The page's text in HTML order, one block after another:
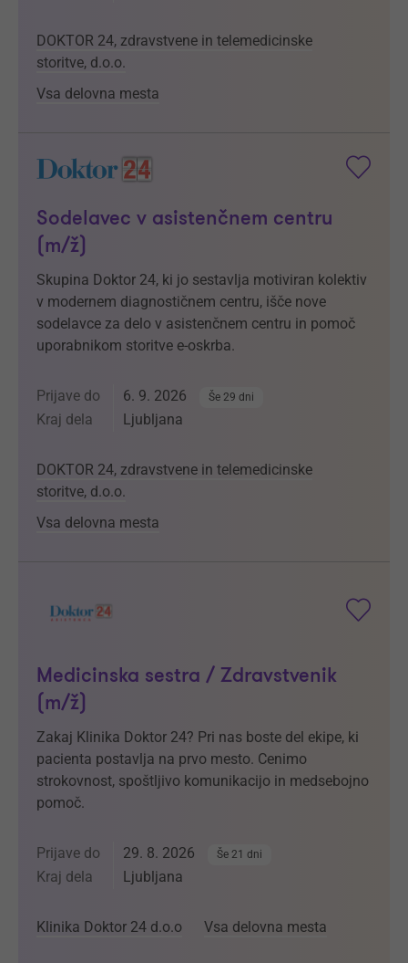
DOKTOR 24, zdravstvene in telemedicinske
storitve, d.o.o.
Vsa delovna mesta
Sodelavec v asistenčnem centru
(m/ž)
Skupina Doktor 24, ki jo sestavlja motiviran kolektiv
v modernem diagnostičnem centru, išče nove
sodelavce za delo v asistenčnem centru in pomoč
uporabnikom storitve e-oskrba.
Prijave do 6. 9. 2026 Še 29 dni
Kraj dela Ljubljana
DOKTOR 24, zdravstvene in telemedicinske
storitve, d.o.o.
Vsa delovna mesta
Medicinska sestra / Zdravstvenik
(m/ž)
Zakaj Klinika Doktor 24? Pri nas boste del ekipe, ki
pacienta postavlja na prvo mesto. Cenimo
strokovnost, spoštljivo komunikacijo in medsebojno
pomoč.
Prijave do 29. 8. 2026 Še 21 dni
Kraj dela Ljubljana
Klinika Doktor 24 d.o.o Vsa delovna mesta